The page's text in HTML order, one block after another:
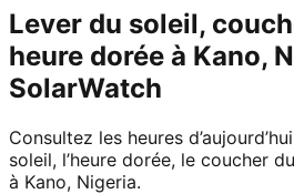
Lever du soleil,
heure dorée à Kano,
SolarWatch
Consultez les heures
soleil, l’heure dorée, le coucher
à Kano, Nigeria.